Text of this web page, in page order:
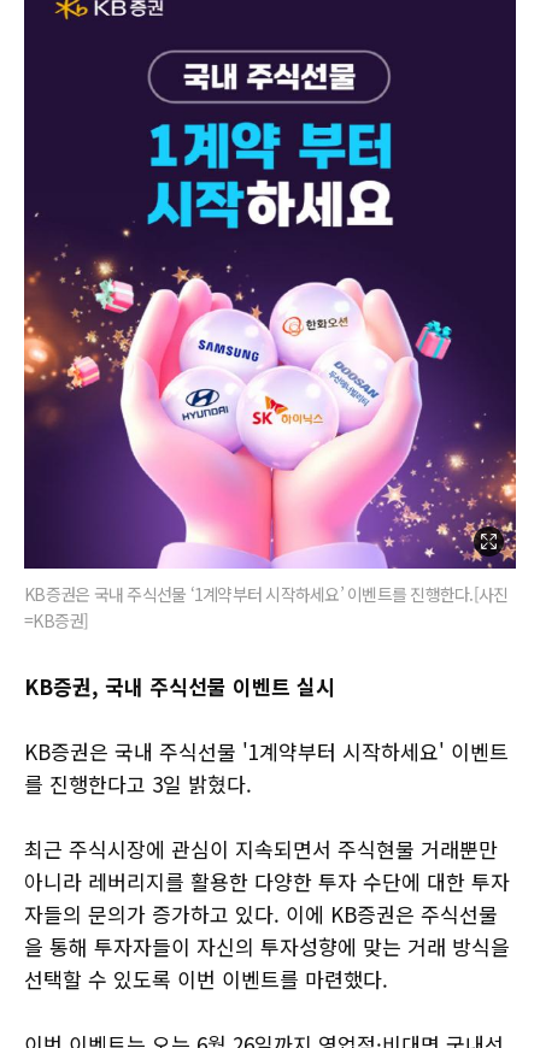
​​​​​​​KB증권은 국내 주식선물 ‘1계약부터 시작하세요’ 이벤트를 진행한다.[사진
=​​​​​​​KB증권]
KB증권, 국내 주식선물 이벤트 실시
KB증권은 국내 주식선물 '1계약부터 시작하세요' 이벤트
를 진행한다고 3일 밝혔다.
최근 주식시장에 관심이 지속되면서 주식현물 거래뿐만
아니라 레버리지를 활용한 다양한 투자 수단에 대한 투자
자들의 문의가 증가하고 있다. 이에 KB증권은 주식선물
을 통해 투자자들이 자신의 투자성향에 맞는 거래 방식을
선택할 수 있도록 이번 이벤트를 마련했다.